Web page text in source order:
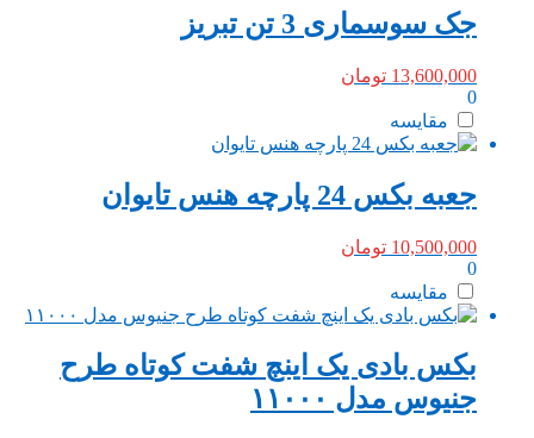
جک سوسماری 3 تن تبریز
13,600,000 تومان
0
مقایسه
جعبه بکس 24 پارچه هنس تایوان
10,500,000 تومان
0
مقایسه
بکس بادی یک اینچ شفت کوتاه طرح
جنیوس مدل ۱۱۰۰۰